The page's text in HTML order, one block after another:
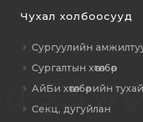
Чухал холбоосууд
Сургуулийн
Сургалтын хөтөлбөр
АйБи хөтөлбөрийн тухай
Секц, дугуйлан